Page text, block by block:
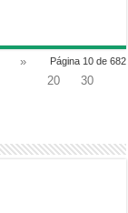
Página 10 de 682
»
20
30